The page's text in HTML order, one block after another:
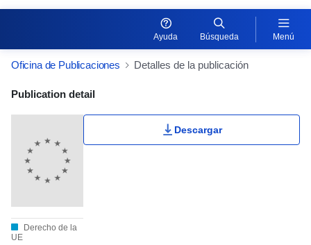
Ayuda Búsqueda Menú
Oficina de Publicaciones Detalles de la publicación
Publication Detail Actions Portlet
Valoración del usuario
Publication detail
Derecho de la
UE
Descargar